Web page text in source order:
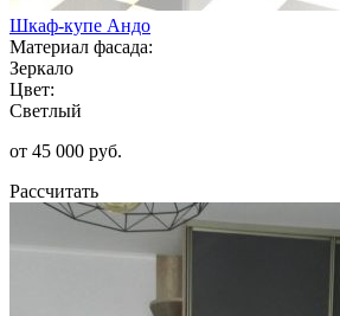
Шкаф-купе Андо
Материал фасада:
Зеркало
Цвет:
Светлый
от 45 000 руб.
Рассчитать